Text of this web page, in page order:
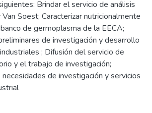
Brindar el servicio de análisis
Soest; Caracterizar nutricionalmente
de germoplasma de la EECA;
de investigación y desarrollo
; Difusión del servicio de
y el trabajo de investigación;
de investigación y servicios